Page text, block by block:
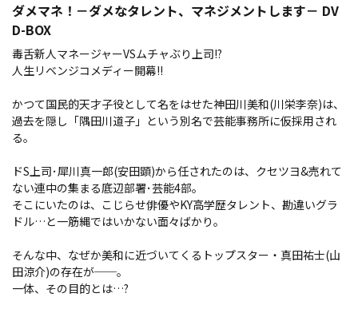
ダメマネ！－ダメなタレント、マネジメントします－ DV
D-BOX
毒舌新人マネージャーVSムチャぶり上司!?
人生リベンジコメディー開幕!!
かつて国民的天才子役として名をはせた神田川美和(川栄李奈)は、
過去を隠し「隅田川道子」という別名で芸能事務所に仮採用され
る。
ドS上司･犀川真一郎(安田顕)から任されたのは、クセツヨ&売れて
ない連中の集まる底辺部署･芸能4部。
そこにいたのは、こじらせ俳優やKY高学歴タレント、勘違いグラ
ドル…と一筋縄ではいかない面々ばかり。
そんな中、なぜか美和に近づいてくるトップスター・真田祐士(山
田涼介)の存在が──。
一体、その目的とは…?